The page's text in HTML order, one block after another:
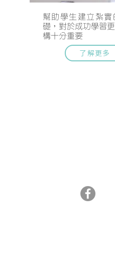
幫助學生建立紮實
礎，對於成功學習
構十分重要
了解更多